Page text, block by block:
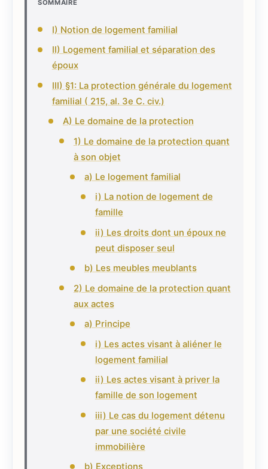
SOMMAIRE
I) Notion de logement familial
II) Logement familial et séparation des
époux
III) §1: La protection générale du logement
familial ( 215, al. 3e C. civ.)
A) Le domaine de la protection
1) Le domaine de la protection quant
à son objet
a) Le logement familial
i) La notion de logement de
famille
ii) Les droits dont un époux ne
peut disposer seul
b) Les meubles meublants
2) Le domaine de la protection quant
aux actes
a) Principe
i) Les actes visant à aliéner le
logement familial
ii) Les actes visant à priver la
famille de son logement
iii) Le cas du logement détenu
par une société civile
immobilière
b) Exceptions